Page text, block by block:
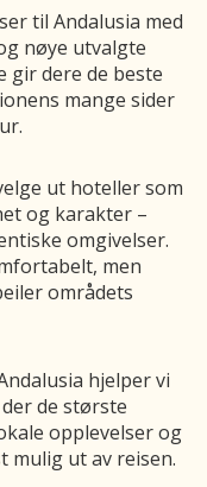
til Andalusia med
nøye utvalgte
gir dere de beste
mange sider
ut hoteller som
og karakter –
omgivelser.
men
områdets
hjelper vi
de største
opplevelser og
mulig ut av reisen.